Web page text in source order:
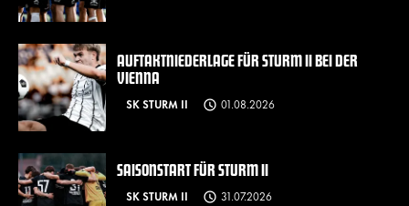
AUFTAKTNIEDERLAGE FÜR STURM II BEI DER
VIENNA
SK STURM II 01.08.2026
SAISONSTART FÜR STURM II
SK STURM II 31.07.2026